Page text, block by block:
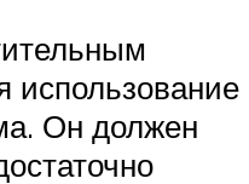
использование
Он должен